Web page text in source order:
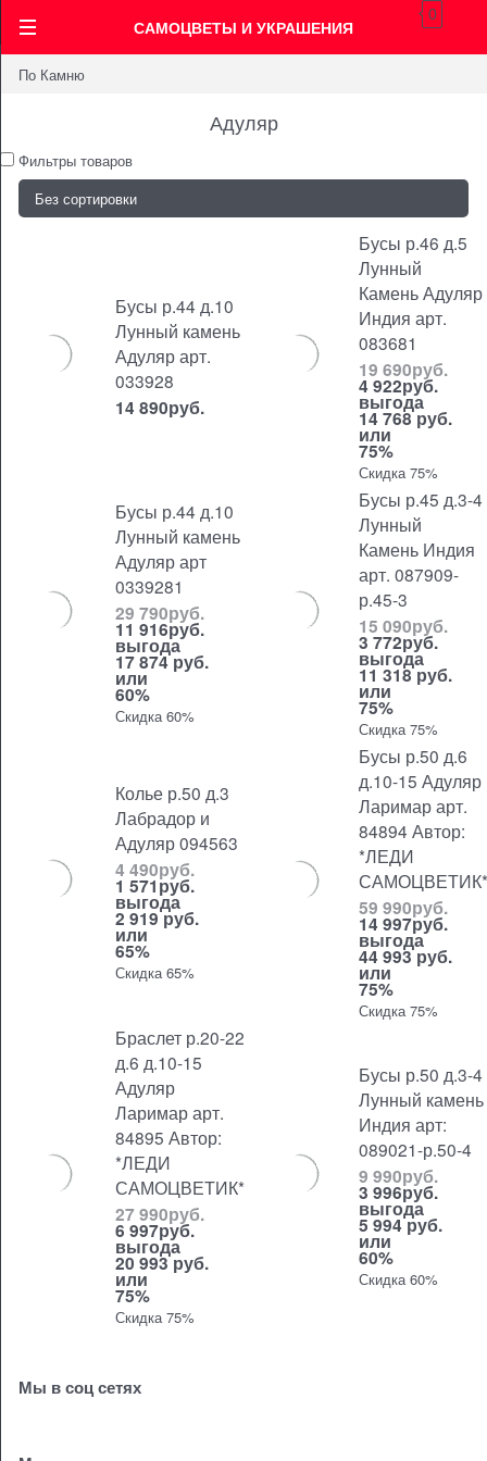
САМОЦВЕТЫ И УКРАШЕНИЯ
0
По Камню
Адуляр
Фильтры товаров
Бусы р.44 д.10
Лунный камень
Адуляр арт.
033928
14 890руб.
Бусы р.46 д.5
Лунный
Камень Адуляр
Индия арт.
083681
19 690руб.
4 922руб.
выгода
14 768 руб.
или
75%
Скидка 75%
Бусы р.44 д.10
Лунный камень
Адуляр арт
0339281
29 790руб.
11 916руб.
выгода
17 874 руб.
или
60%
Скидка 60%
Бусы р.45 д.3-4
Лунный
Камень Индия
арт. 087909-
р.45-3
15 090руб.
3 772руб.
выгода
11 318 руб.
или
75%
Скидка 75%
Колье р.50 д.3
Лабрадор и
Адуляр 094563
4 490руб.
1 571руб.
выгода
2 919 руб.
или
65%
Скидка 65%
Бусы р.50 д.6
д.10-15 Адуляр
Ларимар арт.
84894 Автор:
*ЛЕДИ
САМОЦВЕТИК*
59 990руб.
14 997руб.
выгода
44 993 руб.
или
75%
Скидка 75%
Браслет р.20-22
д.6 д.10-15
Адуляр
Ларимар арт.
84895 Автор:
*ЛЕДИ
САМОЦВЕТИК*
27 990руб.
6 997руб.
выгода
20 993 руб.
или
75%
Скидка 75%
Бусы р.50 д.3-4
Лунный камень
Индия арт:
089021-р.50-4
9 990руб.
3 996руб.
выгода
5 994 руб.
или
60%
Скидка 60%
Мы в соц сетях